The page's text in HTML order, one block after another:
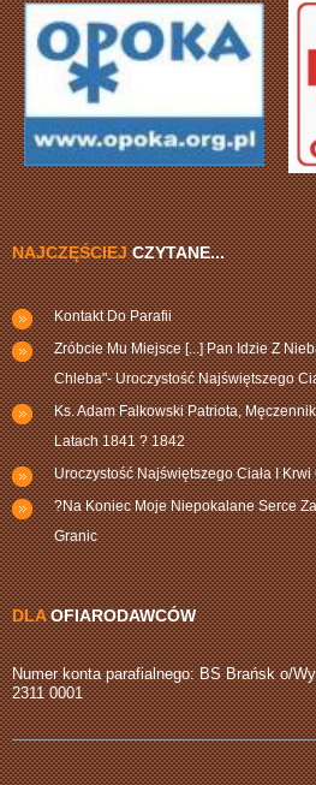
NAJCZĘŚCIEJCZYTANE...
Kontakt Do Parafii
Zróbcie Mu Miejsce [...] Pan Idzie Z
Chleba"- Uroczystość Najświętszego
Ks. Adam Falkowski Patriota,
Latach 1841 ? 1842
Uroczystość Najświętszego Ciała I
?Na Koniec Moje Niepokalane Serce
Granic
DLAOFIARODAWCÓW
Numer konta parafialnego: BS Brańsk o/
2311 0001